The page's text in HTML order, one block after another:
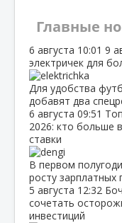
Главные
6 августа 10:01 9
электричек для
Для удобства
добавят два
6 августа 09:51
2026: кто больше
ставки
В первом
росту
5 августа 12:32
сочетать
инвестиций